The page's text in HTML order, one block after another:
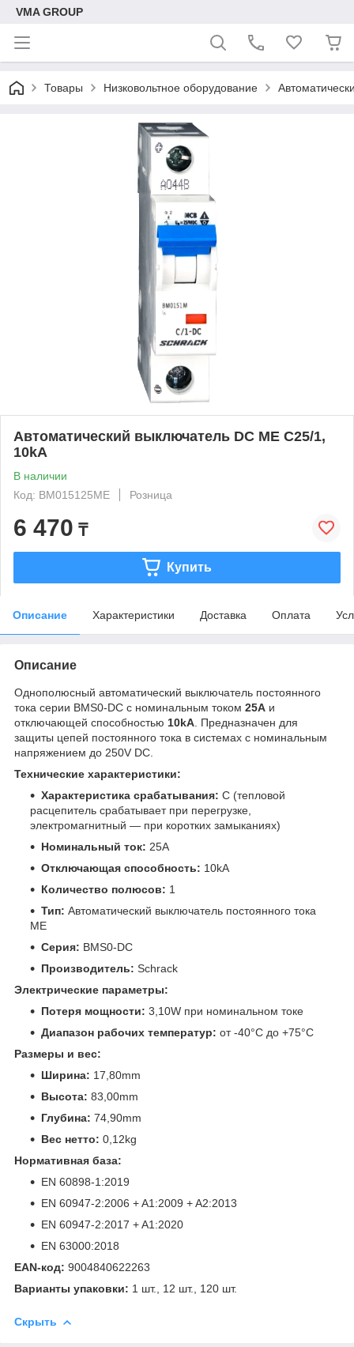
VMA GROUP
Товары Низковольтное оборудование
Автоматический выключатель DC ME C25/1,
10kA
В наличии
Код: BM015125ME
Розница
6 470 ₸
Купить
Описание Характеристики Доставка Оплата
Описание
Однополюсный автоматический выключатель постоянного
тока серии BMS0-DC с номинальным током 25A и
отключающей способностью 10kA . Предназначен для
защиты цепей постоянного тока в системах с номинальным
напряжением до 250V DC.
Технические характеристики:
Характеристика срабатывания: C (тепловой
расцепитель срабатывает при перегрузке,
электромагнитный — при коротких замыканиях)
Номинальный ток: 25A
Отключающая способность: 10kA
Количество полюсов: 1
Тип: Автоматический выключатель постоянного тока
ME
Серия: BMS0-DC
Производитель: Schrack
Электрические параметры:
Потеря мощности: 3,10W при номинальном токе
Диапазон рабочих температур: от -40°C до +75°C
Размеры и вес:
Ширина: 17,80mm
Высота: 83,00mm
Глубина: 74,90mm
Вес нетто: 0,12kg
Нормативная база:
EN 60898-1:2019
EN 60947-2:2006 + A1:2009 + A2:2013
EN 60947-2:2017 + A1:2020
EN 63000:2018
EAN-код: 9004840622263
Варианты упаковки: 1 шт., 12 шт., 120 шт.
Скрыть